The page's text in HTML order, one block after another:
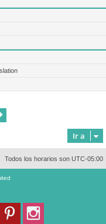
Ir a
Todos los horarios son UTC-05:00